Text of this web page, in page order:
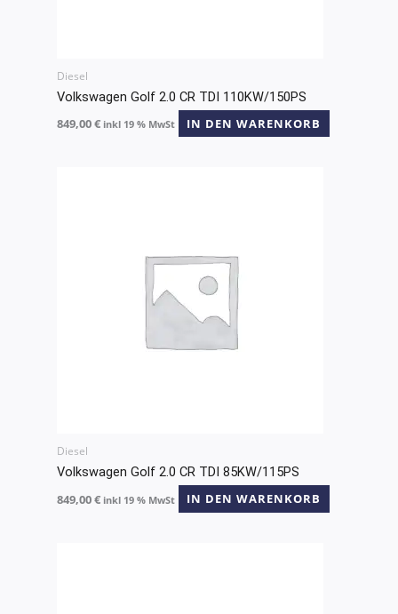
Diesel
Volkswagen Golf 2.0 CR TDI 110KW/150PS
849,00€ inkl 19 % MwSt IN DEN WARENKORB
Diesel
Volkswagen Golf 2.0 CR TDI 85KW/115PS
849,00€ inkl 19 % MwSt IN DEN WARENKORB